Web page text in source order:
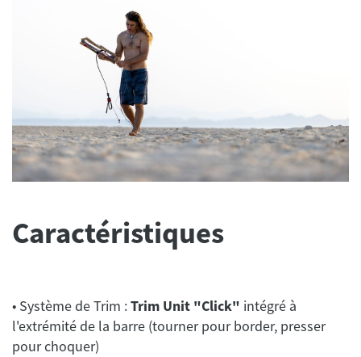
Caractéristiques
• Système de Trim :Trim Unit "Click" intégré à
l'extrémité de la barre (tourner pour border, presser
pour choquer)